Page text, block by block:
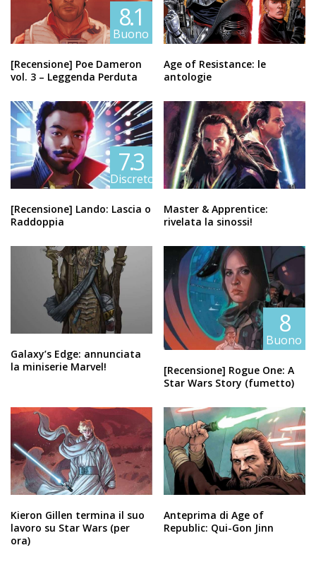
8.1
Buono
[Recensione] Poe Dameron
vol. 3 – Leggenda Perduta
Age of Resistance: le
antologie
7.3
Discreto
[Recensione] Lando: Lascia o
Raddoppia
Master & Apprentice:
rivelata la sinossi!
Galaxy’s Edge: annunciata
la miniserie Marvel!
8
Buono
[Recensione] Rogue One: A
Star Wars Story (fumetto)
Kieron Gillen termina il suo
lavoro su Star Wars (per
ora)
Anteprima di Age of
Republic: Qui-Gon Jinn